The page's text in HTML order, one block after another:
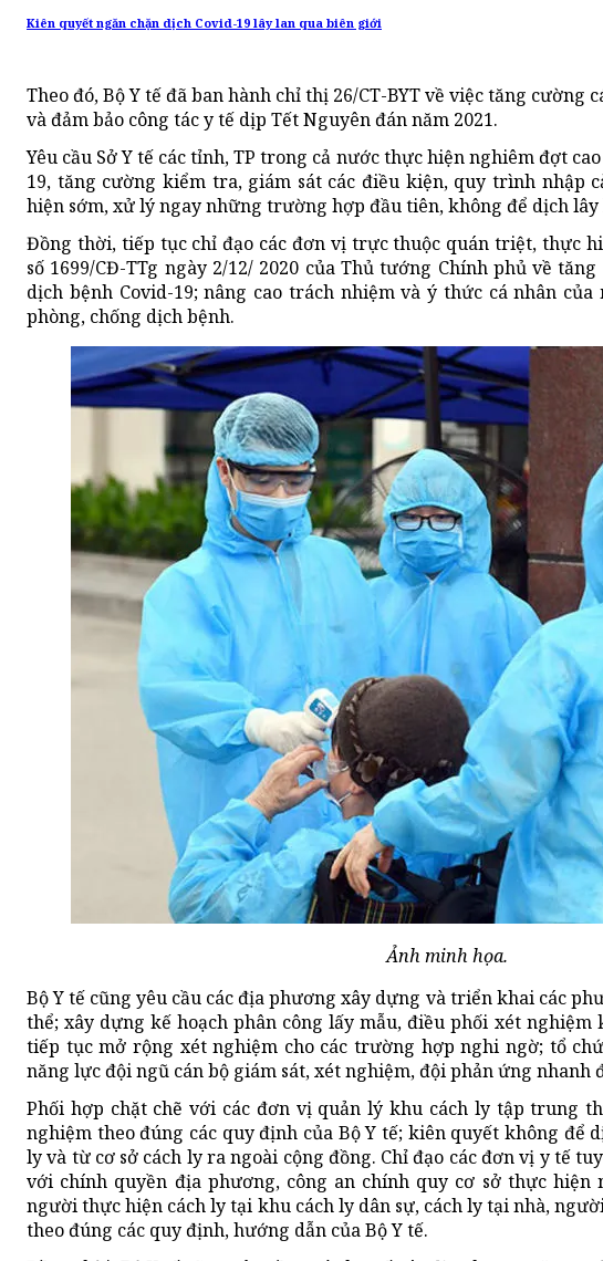
Kiên quyết ngăn chặn dịch Covid-19 lây lan qua biên giới
Theo đó, Bộ Y tế đã ban hành chỉ thị 26/CT-BYT về việc tăng cường
và đảm bảo công tác y tế dịp Tết Nguyên đán năm 2021.
Yêu cầu Sở Y tế các tỉnh, TP trong cả nước thực hiện nghiêm đợt
19, tăng cường kiểm tra, giám sát các điều kiện, quy trình nhập
hiện sớm, xử lý ngay những trường hợp đầu tiên, không để dịch lây
Đồng thời, tiếp tục chỉ đạo các đơn vị trực thuộc quán triệt, thực
số 1699/CĐ-TTg ngày 2/12/ 2020 của Thủ tướng Chính phủ về
dịch bệnh Covid-19; nâng cao trách nhiệm và ý thức cá nhân
phòng, chống dịch bệnh.
Ảnh minh họa.
Bộ Y tế cũng yêu cầu các địa phương xây dựng và triển khai các
thể; xây dựng kế hoạch phân công lấy mẫu, điều phối xét
tiếp tục mở rộng xét nghiệm cho các trường hợp nghi ngờ; tổ
năng lực đội ngũ cán bộ giám sát, xét nghiệm, đội phản ứng nhanh
Phối hợp chặt chẽ với các đơn vị quản lý khu cách ly tập trung
nghiệm theo đúng các quy định của Bộ Y tế; kiên quyết không để
ly và từ cơ sở cách ly ra ngoài cộng đồng. Chỉ đạo các đơn vị y tế
với chính quyền địa phương, công an chính quy cơ sở thực hiện
người thực hiện cách ly tại khu cách ly dân sự, cách ly tại nhà,
theo đúng các quy định, hướng dẫn của Bộ Y tế.